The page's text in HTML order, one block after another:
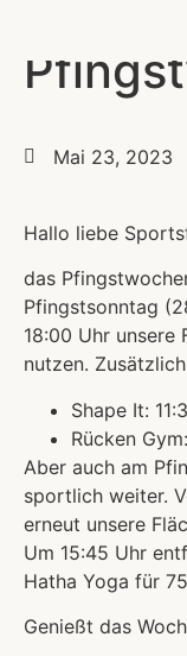
Mai 23, 2023
Hallo liebe
das
Pfingstsonntag
18:00 Uhr unsere
nutzen.
Shape It:
Rücken
Aber auch am
sportlich weiter.
erneut unsere
Um 15:45 Uhr
Hatha Yoga für
Genießt das